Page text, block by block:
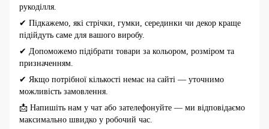
рукоділля.
✔ Підкажемо, які стрічки, гумки, серединки чи декор краще
підійдуть саме для вашого виробу.
✔ Допоможемо підібрати товари за кольором, розміром та
призначенням.
✔ Якщо потрібної кількості немає на сайті — уточнимо
можливість замовлення.
📩 Напишіть нам у чат або зателефонуйте — ми відповідаємо
максимально швидко у робочий час.